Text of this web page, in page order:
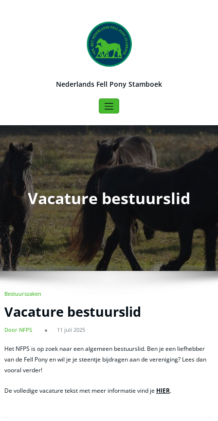
Nederlands Fell Pony Stamboek
Vacature bestuurslid
Bestuurszaken
Vacature bestuurslid
Door NFPS 11 juli 2025
Het NFPS is op zoek naar een algemeen bestuurslid. Ben je een liefhebber
van de Fell Pony en wil je je steentje bijdragen aan de vereniging? Lees dan
vooral verder!
De volledige vacature tekst met meer informatie vind je HIER.